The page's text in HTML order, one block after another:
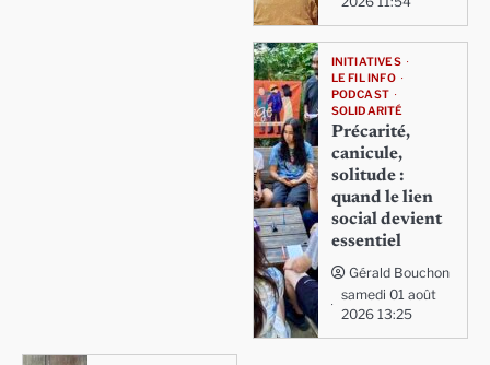
INITIATIVES
LE FIL INFO
PODCAST
SOLIDARITÉ
Précarité,
canicule,
solitude :
quand le lien
social devient
essentiel
Gérald Bouchon
samedi 01 août
2026 13:25